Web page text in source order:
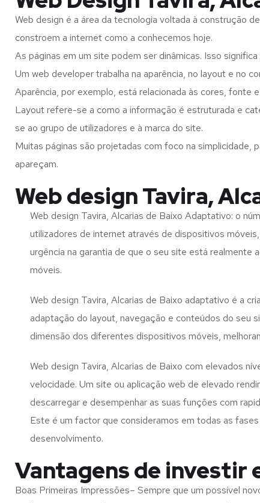
Web design é a área da tecnologia voltada à construção
constroem a internet como a conhecemos hoje.
As páginas em um site podem ser dinâmicas. Isso
Um web developer trabalha na aparência, no layout e no
Aparência, por exemplo, está relacionada às cores, fonte
Layout refere-se a como a informação é estruturada e
se ao grupo de utilizadores e à marca do site.
Muitas páginas são projetadas com foco na simplicidade,
apareçam.
Web design Tavira,
Web design Tavira, Alcarias de Baixo Adaptativo: o
utilizadores de internet através de dispositivos
urgência na garantia de que o seu site está realmente
móveis.
Web design Tavira, Alcarias de Baixo adaptativo é a
adaptação do layout, navegação e conteúdos do seu
dimensão dos diferentes dispositivos móveis,
Web design Tavira, Alcarias de Baixo com elevados
velocidade. Um site ou aplicação web de elevado
descarregar e desempenhar as suas funções com
Este é um factor que consideramos em todas as
desenvolvimento.
Vantagens de investir
Boas Primeiras Impressões– Sempre que um possível